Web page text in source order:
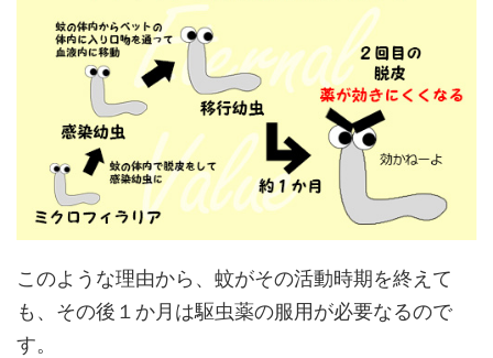
このような理由から、蚊がその活動時期を終えて
も、その後１か月は駆虫薬の服用が必要なるので
す。